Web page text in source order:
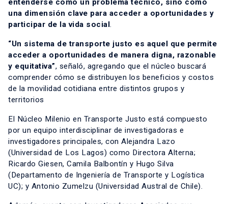
entenderse como un problema técnico, sino como
una dimensión clave para acceder a oportunidades y
participar de la vida social.
“Un sistema de transporte justo es aquel que permite
acceder a oportunidades de manera digna, razonable
y equitativa”, señaló, agregando que el núcleo buscará
comprender cómo se distribuyen los beneficios y costos
de la movilidad cotidiana entre distintos grupos y
territorios
El Núcleo Milenio en Transporte Justo está compuesto
por un equipo interdisciplinar de investigadoras e
investigadores principales, con Alejandra Lazo
(Universidad de Los Lagos) como Directora Alterna;
Ricardo Giesen, Camila Balbontín y Hugo Silva
(Departamento de Ingeniería de Transporte y Logística
UC); y Antonio Zumelzu (Universidad Austral de Chile).